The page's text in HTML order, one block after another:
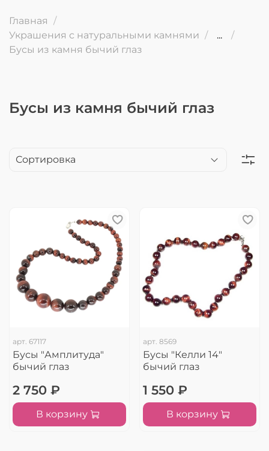
Главная
Украшения с натуральными камнями
...
Бусы из камня бычий глаз
Бусы из камня бычий глаз
арт. 67117
Бусы "Амплитуда"
бычий глаз
2 750 ₽
В корзину
арт. 8569
Бусы "Келли 14"
бычий глаз
1 550 ₽
В корзину